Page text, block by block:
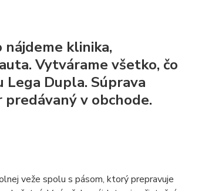
klinika,
Vytvárame všetko, čo
Lega Dupla. Súprava
v obchode.
veže spolu s pásom, ktorý prepravuje